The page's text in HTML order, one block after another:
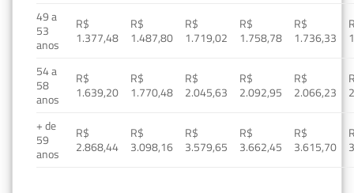
49 a
53
anos
R$
1.377,48
R$
1.487,80
R$
1.719,02
R$
1.758,78
R$
1.736,33
54 a
58
anos
R$
1.639,20
R$
1.770,48
R$
2.045,63
R$
2.092,95
R$
2.066,23
+ de
59
anos
R$
2.868,44
R$
3.098,16
R$
3.579,65
R$
3.662,45
R$
3.615,70